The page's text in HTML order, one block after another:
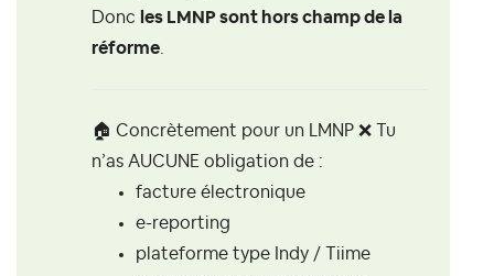
Donc les LMNP sont hors champ de la
réforme
🏠 Concrètement pour un LMNP ❌ Tu
n’as AUCUNE obligation de :
facture électronique
e-reporting
plateforme type Indy / Tiime